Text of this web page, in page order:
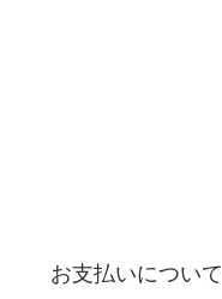
お支払いについて